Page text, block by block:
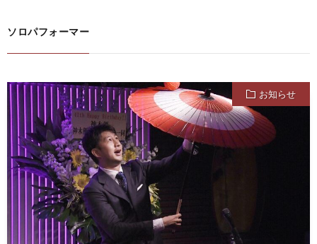
ソロパフォーマー
お知らせ